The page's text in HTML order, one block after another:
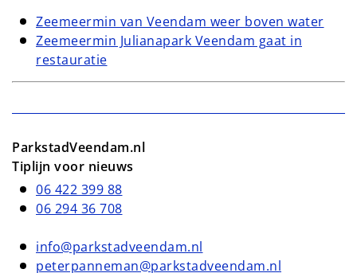
Zeemeermin van Veendam weer boven water
Zeemeermin Julianapark Veendam gaat in
restauratie
ParkstadVeendam.nl
Tiplijn voor nieuws
06 422 399 88
06 294 36 708
info@parkstadveendam.nl
peterpanneman@parkstadveendam.nl